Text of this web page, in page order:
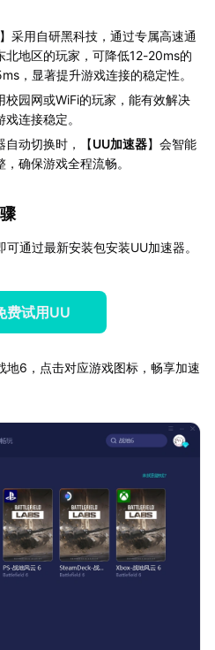
】采用自研黑科技，通过专属高速通
北地区的玩家，可降低12-20ms的
，显著提升游戏连接的稳定性。
校园网或WiFi的玩家，能有效解决
连接稳定。
自动切换时，【UU加速器】会智能
确保游戏全程流畅。
通过最新安装包安装UU加速器。
费试用UU
地6，点击对应游戏图标，畅享加速